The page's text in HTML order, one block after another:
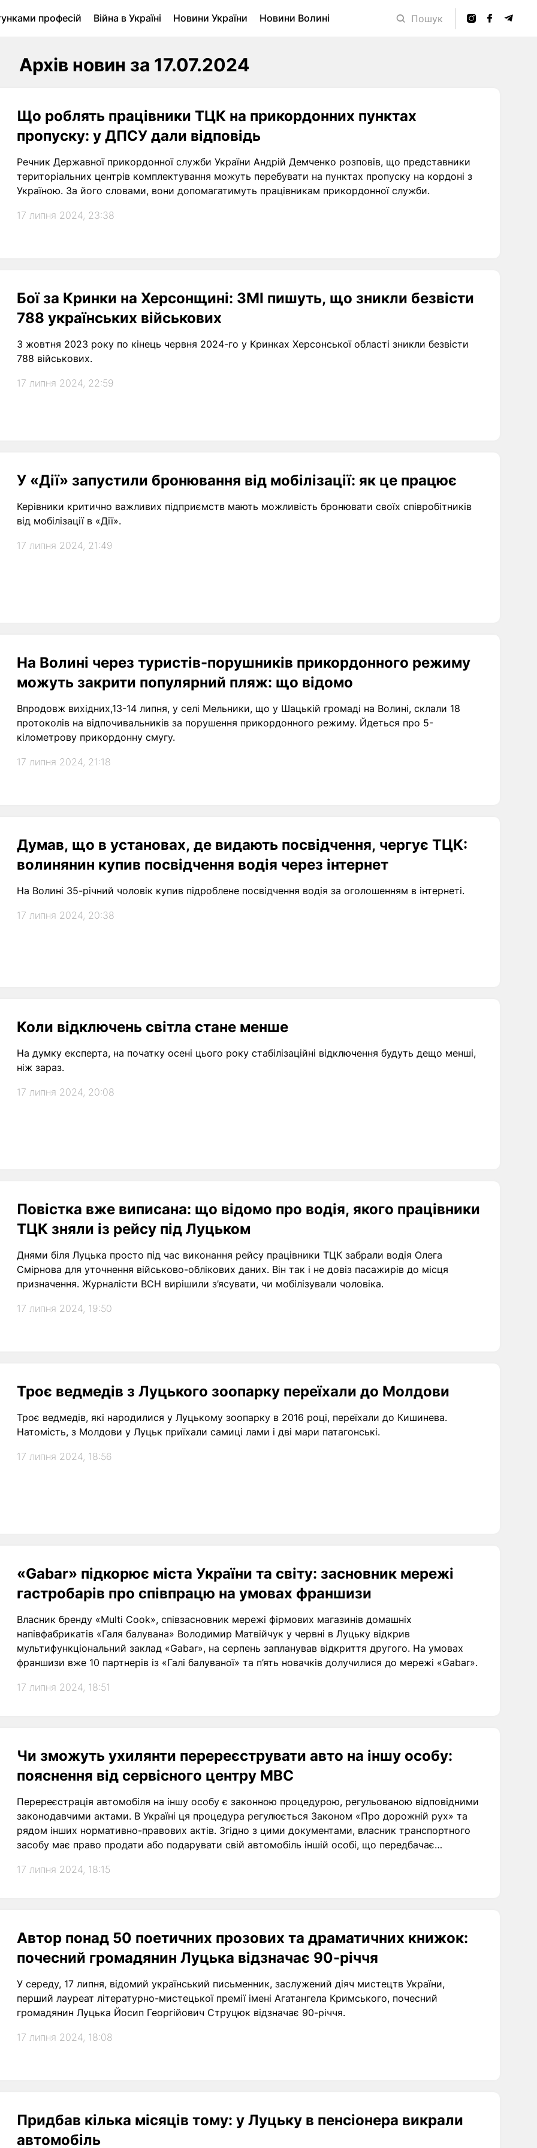
професій Війна в Україні Новини України
Новини Волині
Пошук
Архів новин за 17.07.2024
Що роблять працівники ТЦК на прикордонних пунктах
пропуску: у ДПСУ дали відповідь
Речник Державної прикордонної служби України Андрій Демченко розповів, що представники
територіальних центрів комплектування можуть перебувати на пунктах пропуску на кордоні з
Україною. За його словами, вони допомагатимуть працівникам прикордонної служби.
17 липня 2024, 23:38
Бої за Кринки на Херсонщині: ЗМІ пишуть, що зникли безвісти
788 українських військових
З жовтня 2023 року по кінець червня 2024-го у Кринках Херсонської області зникли безвісти
788 військових.
17 липня 2024, 22:59
У «Дії» запустили бронювання від мобілізації: як це працює
Керівники критично важливих підприємств мають можливість бронювати своїх співробітників
від мобілізації в «Дії».
17 липня 2024, 21:49
На Волині через туристів-порушників прикордонного режиму
можуть закрити популярний пляж: що відомо
Впродовж вихідних,13-14 липня, у селі Мельники, що у Шацькій громаді на Волині, склали 18
протоколів на відпочивальників за порушення прикордонного режиму. Йдеться про 5-
кілометрову прикордонну смугу.
17 липня 2024, 21:18
Думав, що в установах, де видають посвідчення, чергує ТЦК:
волинянин купив посвідчення водія через інтернет
На Волині 35-річний чоловік купив підроблене посвідчення водія за оголошенням в інтернеті.
17 липня 2024, 20:38
Коли відключень світла стане менше
На думку експерта, на початку осені цього року стабілізаційні відключення будуть дещо менші,
ніж зараз.
17 липня 2024, 20:08
Повістка вже виписана: що відомо про водія, якого працівники
ТЦК зняли із рейсу під Луцьком
Днями біля Луцька просто під час виконання рейсу працівники ТЦК забрали водія Олега
Смірнова для уточнення військово-облікових даних. Він так і не довіз пасажирів до місця
призначення. Журналісти ВСН вирішили з’ясувати, чи мобілізували чоловіка.
17 липня 2024, 19:50
Троє ведмедів з Луцького зоопарку переїхали до Молдови
Троє ведмедів, які народилися у Луцькому зоопарку в 2016 році, переїхали до Кишинева.
Натомість, з Молдови у Луцьк приїхали самиці лами і дві мари патагонські.
17 липня 2024, 18:56
«Gabar» підкорює міста України та світу: засновник мережі
гастробарів про співпрацю на умовах франшизи
Власник бренду «Multi Cook», співзасновник мережі фірмових магазинів домашніх
напівфабрикатів «Галя балувана» Володимир Матвійчук у червні в Луцьку відкрив
мультифункціональний заклад «Gabar», на серпень запланував відкриття другого. На умовах
франшизи вже 10 партнерів із «Галі балуваної» та п’ять новачків долучилися до мережі «Gabar».
17 липня 2024, 18:51
Чи зможуть ухилянти перереєструвати авто на іншу особу:
пояснення від сервісного центру МВС
Перереєстрація автомобіля на іншу особу є законною процедурою, регульованою відповідними
законодавчими актами. В Україні ця процедура регулюється Законом «Про дорожній рух» та
рядом інших нормативно-правових актів. Згідно з цими документами, власник транспортного
засобу має право продати або подарувати свій автомобіль іншій особі, що передбачає
17 липня 2024, 18:15
Автор понад 50 поетичних прозових та драматичних книжок:
почесний громадянин Луцька відзначає 90-річчя
У середу, 17 липня, відомий український письменник, заслужений діяч мистецтв України,
перший лауреат літературно-мистецької премії імені Агатангела Кримського, почесний
громадянин Луцька Йосип Георгійович Струцюк відзначає 90-річчя.
17 липня 2024, 18:08
Придбав кілька місяців тому: у Луцьку в пенсіонера викрали
автомобіль